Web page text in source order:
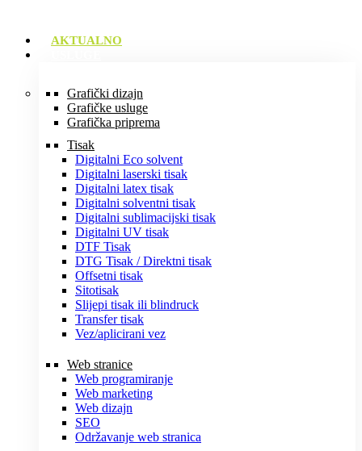
AKTUALNO
Grafički dizajn
Grafičke usluge
Grafička priprema
Tisak
Digitalni Eco solvent
Digitalni laserski tisak
Digitalni latex tisak
Digitalni solventni tisak
Digitalni sublimacijski tisak
Digitalni UV tisak
DTF Tisak
DTG Tisak / Direktni tisak
Offsetni tisak
Sitotisak
Slijepi tisak ili blindruck
Transfer tisak
Vez/aplicirani vez
Web stranice
Web programiranje
Web marketing
Web dizajn
SEO
Održavanje web stranica